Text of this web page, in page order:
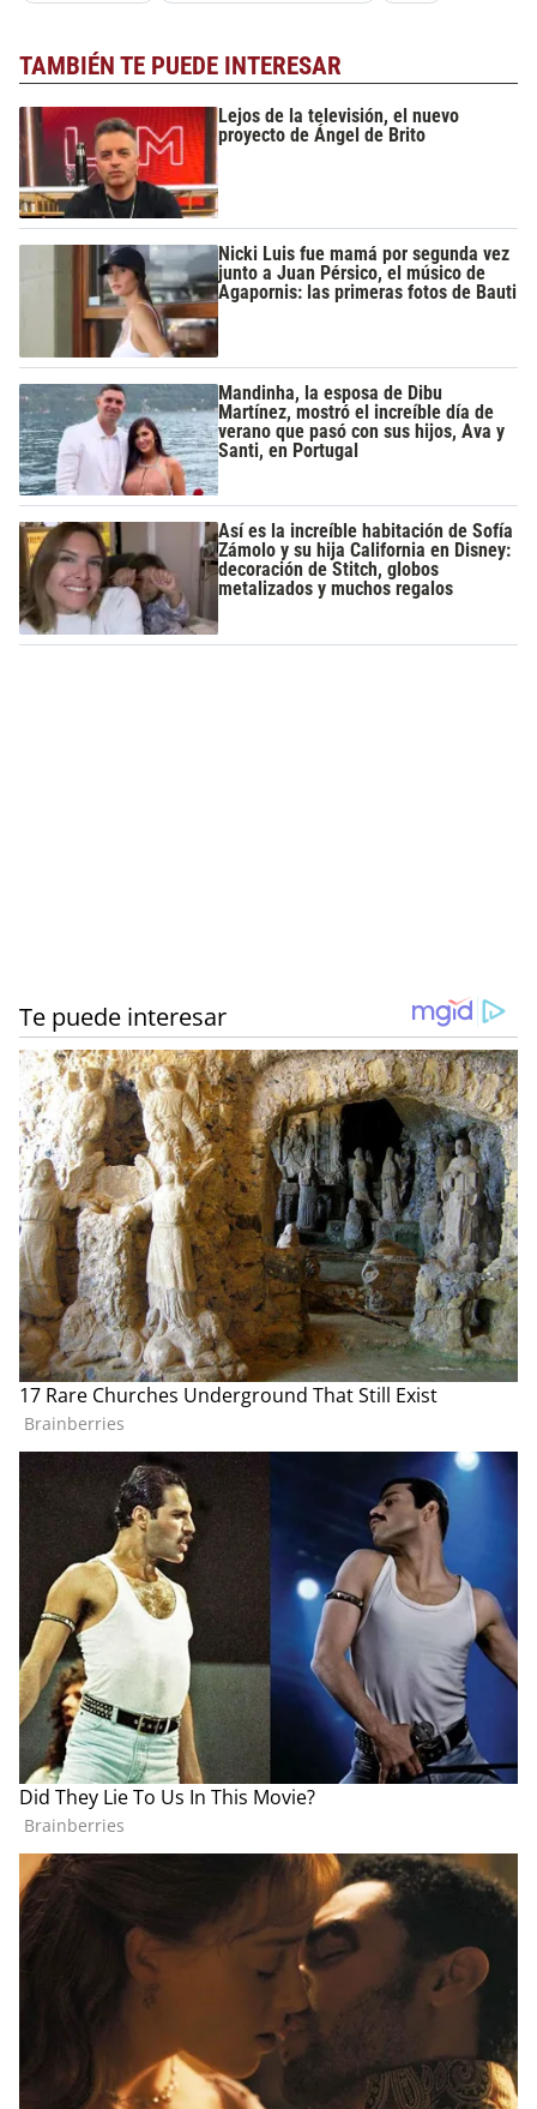
TAMBIÉN TE PUEDE INTERESAR
Lejos de la televisión, el nuevo
proyecto de Ángel de Brito
Nicki Luis fue mamá por segunda vez
junto a Juan Pérsico, el músico de
Agapornis: las primeras fotos de Bauti
Mandinha, la esposa de Dibu
Martínez, mostró el increíble día de
verano que pasó con sus hijos, Ava y
Santi, en Portugal
Así es la increíble habitación de Sofía
Zámolo y su hija California en Disney:
decoración de Stitch, globos
metalizados y muchos regalos